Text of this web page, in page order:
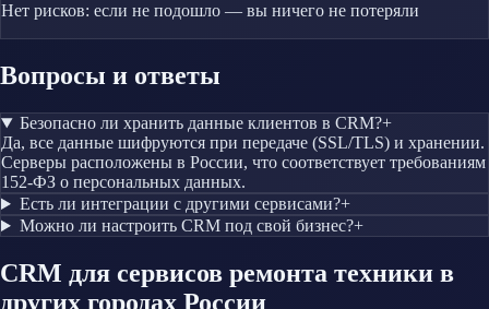
Нет рисков: если не подошло — вы ничего не потеряли
Вопросы и ответы
Безопасно ли хранить данные клиентов в CRM?+
Да, все данные шифруются при передаче (SSL/TLS) и хранении.
Серверы расположены в России, что соответствует требованиям
152-ФЗ о персональных данных.
Есть ли интеграции с другими сервисами?+
Можно ли настроить CRM под свой бизнес?+
CRM для сервисов ремонта техники в
других городах России